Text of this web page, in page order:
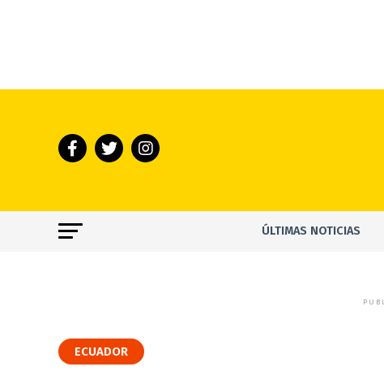
ÚLTIMAS NOTICIAS
ECUADOR